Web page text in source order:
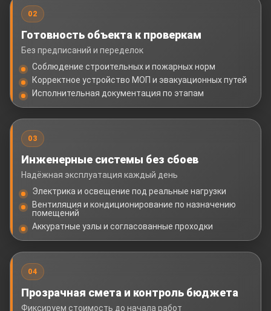
02
Готовность объекта к проверкам
Без предписаний и переделок
Соблюдение строительных и пожарных норм
Корректное устройство МОП и эвакуационных путей
Исполнительная документация по этапам
03
Инженерные системы без сбоев
Надёжная эксплуатация каждый день
Электрика и освещение под реальные нагрузки
Вентиляция и кондиционирование по назначению
помещений
Аккуратные узлы и согласованные проходки
04
Прозрачная смета и контроль бюджета
Фиксируем стоимость до начала работ